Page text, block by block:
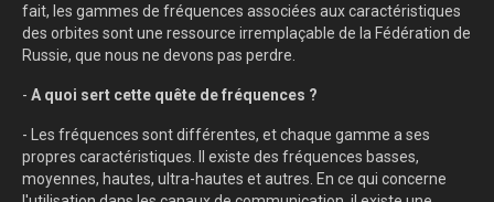
fait, les gammes de fréquences associées aux caractéristiques
des orbites sont une ressource irremplaçable de la Fédération de
Russie, que nous ne devons pas perdre.
- A quoi sert cette quête de fréquences ?
- Les fréquences sont différentes, et chaque gamme a ses
propres caractéristiques. Il existe des fréquences basses,
moyennes, hautes, ultra-hautes et autres. En ce qui concerne